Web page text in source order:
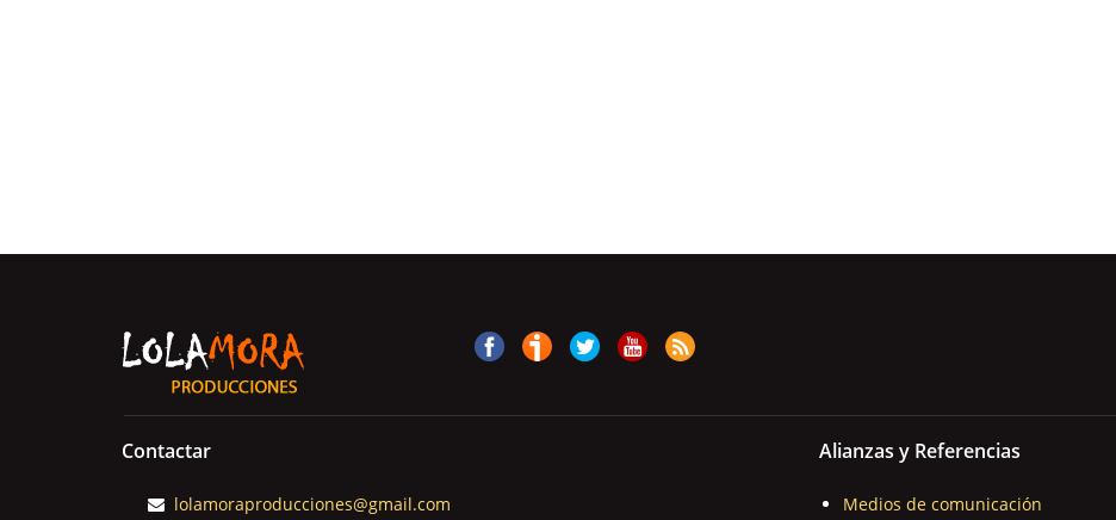
Contactar
lolamoraproducciones@gmail.com
Alianzas y Referencias
Medios de comunicación